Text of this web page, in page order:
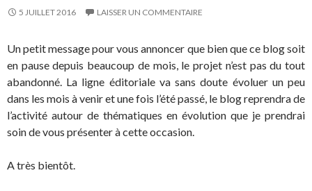
5 JUILLET 2016 LAISSER UN COMMENTAIRE
Un petit message pour vous annoncer que bien que ce blog soit
en pause depuis beaucoup de mois, le projet n’est pas du tout
abandonné. La ligne éditoriale va sans doute évoluer un peu
dans les mois à venir et une fois l’été passé, le blog reprendra de
l’activité autour de thématiques en évolution que je prendrai
soin de vous présenter à cette occasion.
A très bientôt.